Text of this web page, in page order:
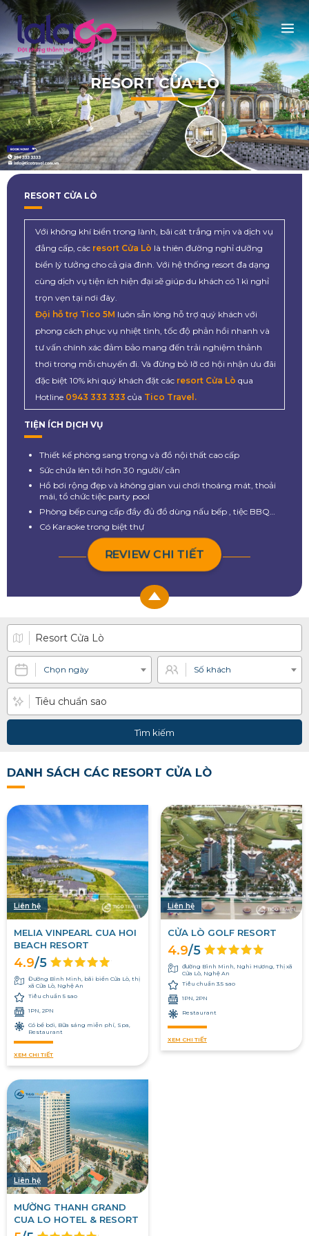
RESORT CỬA LÒ
RESORT CỬA LÒ
Với không khí biển trong lành, bãi cát trắng mịn và dịch vụ
đẳng cấp, các resort Cửa Lò là thiên đường nghỉ dưỡng
biển lý tưởng cho cả gia đình. Với hệ thống resort đa dạng
cùng dịch vụ tiện ích hiện đại sẽ giúp du khách có 1 kì nghỉ
trọn vẹn tại nơi đây.
Đội hỗ trợ Tico 5M luôn sẵn lòng hỗ trợ quý khách với
phong cách phục vụ nhiệt tình, tốc độ phản hồi nhanh và
tư vấn chính xác đảm bảo mang đến trải nghiệm thảnh
thơi trong mỗi chuyến đi. Và đừng bỏ lỡ cơ hội nhận ưu đãi
đặc biệt 10% khi quý khách đặt các resort Cửa Lò qua
Hotline 0943 333 333 của Tico Travel.
TIỆN ÍCH DỊCH VỤ
Thiết kế phòng sang trọng và đồ nội thất cao cấp
Sức chứa lên tới hơn 30 người/ căn
Hồ bơi rộng đẹp và không gian vui chơi thoáng mát, thoải
mái, tổ chức tiệc party pool
Phòng bếp cung cấp đầy đủ đồ dùng nấu bếp , tiệc BBQ…
Có Karaoke trong biệt thự
REVIEW CHI TIẾT
Chọn ngày Số khách
Tìm kiếm
DANH SÁCH CÁC RESORT CỬA LÒ
Liên hệ
MELIA VINPEARL CUA HOI
BEACH RESORT
4.9/5
Đường Bình Minh, bãi biển Cửa Lò, thị
xã Cửa Lò, Nghệ An
Tiêu chuẩn 5 sao
1PN, 2PN
Có bể bơi, Bữa sáng miễn phí, Spa,
Restaurant
XEM CHI TIẾT
Liên hệ
CỬA LÒ GOLF RESORT
4.9/5
đường Bình Minh, Nghi Hương, Thị xã
Cửa Lò, Nghệ An
Tiêu chuẩn 3.5 sao
1PN, 2PN
Restaurant
XEM CHI TIẾT
Liên hệ
MƯỜNG THANH GRAND
CUA LO HOTEL & RESORT